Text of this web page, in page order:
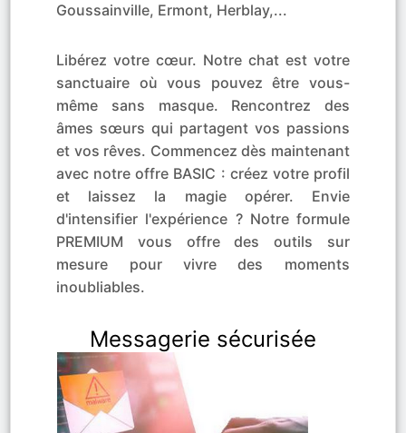
Goussainville, Ermont, Herblay,...
Libérez votre cœur. Notre chat est votre
sanctuaire où vous pouvez être vous-
même sans masque. Rencontrez des
âmes sœurs qui partagent vos passions
et vos rêves. Commencez dès maintenant
avec notre offre BASIC : créez votre profil
et laissez la magie opérer. Envie
d'intensifier l'expérience ? Notre formule
PREMIUM vous offre des outils sur
mesure pour vivre des moments
inoubliables.
Messagerie sécurisée